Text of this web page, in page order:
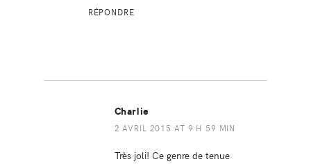
RÉPONDRE
Charlie
2 AVRIL 2015 AT 9 H 59 MIN
Très joli! Ce genre de tenue